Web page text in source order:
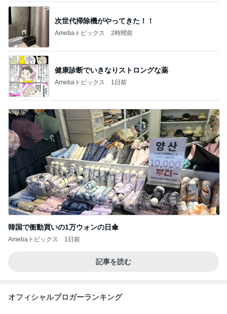
次世代掃除機がやってきた！！
Amebaトピックス 2時間前
健康診断でいきなりストロングな薬
Amebaトピックス 1日前
韓国で衝動買いの1万ウォンの日傘
Amebaトピックス 1日前
記事を読む
オフィシャルブロガーランキング